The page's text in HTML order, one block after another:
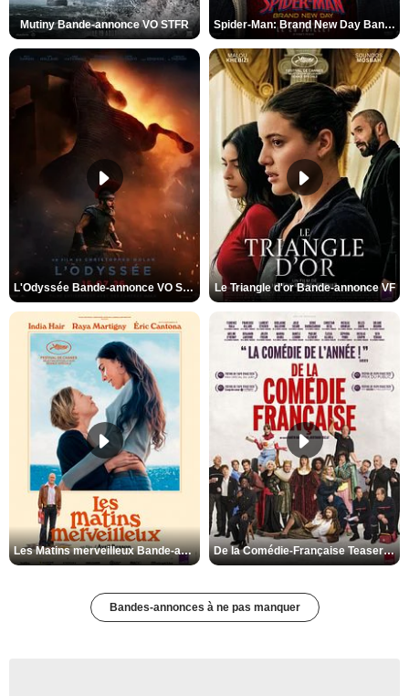
Mutiny Bande-annonce VO STFR Spider-Man: Brand New Day Bande-annonce VO STFR
L'Odyssée Bande-annonce VO STFR Le Triangle d'or Bande-annonce VF
Les Matins merveilleux Bande-annonce VF De la Comédie-Française Teaser VF
Bandes-annonces à ne pas manquer